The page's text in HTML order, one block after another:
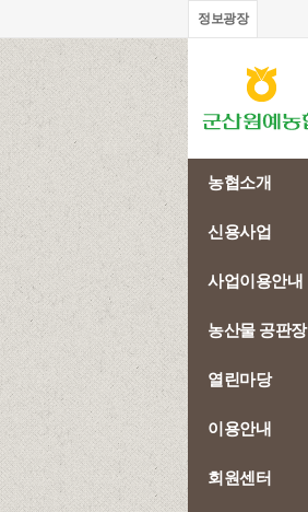
정보광장
농협소개
신용사업
사업이용안내
농산물 공판장
열린마당
이용안내
회원센터